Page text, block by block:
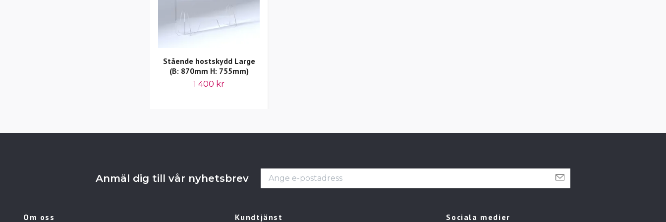
Stående hostskydd Large
(B: 870mm H: 755mm)
1 400 kr
Anmäl dig till vår nyhetsbrev
Om oss Kundtjänst Sociala medier